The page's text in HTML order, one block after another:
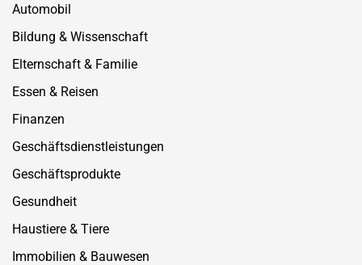
Automobil
Bildung & Wissenschaft
Elternschaft & Familie
Essen & Reisen
Finanzen
Geschäftsdienstleistungen
Geschäftsprodukte
Gesundheit
Haustiere & Tiere
Immobilien & Bauwesen